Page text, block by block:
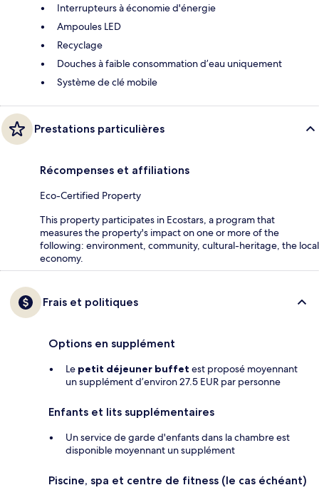
Interrupteurs à économie d'énergie
Ampoules LED
Recyclage
Douches à faible consommation d’eau uniquement
Système de clé mobile
Prestations particulières
Récompenses et affiliations
Eco-Certified Property
This property participates in Ecostars, a program that
measures the property's impact on one or more of the
following: environment, community, cultural-heritage, the local
economy.
Frais et politiques
Options en supplément
Le petit déjeuner buffet est proposé moyennant
un supplément d’environ 27.5 EUR par personne
Enfants et lits supplémentaires
Un service de garde d'enfants dans la chambre est
disponible moyennant un supplément
Piscine, spa et centre de fitness (le cas échéant)